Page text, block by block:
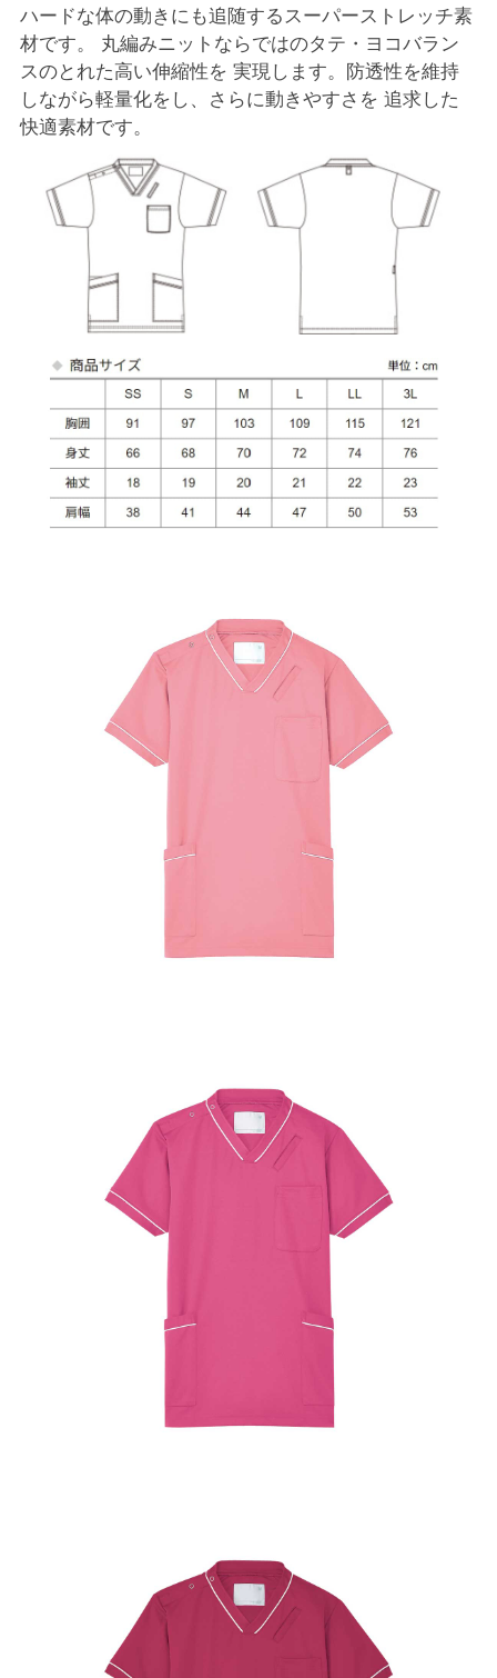
ハードな体の動きにも追随するスーパーストレッチ素
材です。 丸編みニットならではのタテ・ヨコバラン
スのとれた高い伸縮性を 実現します。防透性を維持
しながら軽量化をし、さらに動きやすさを 追求した
快適素材です。